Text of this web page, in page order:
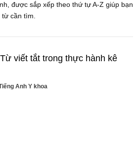
được sắp xếp theo thứ tự A-Z giúp bạn
từ cần tìm.
viết tắt trong thực hành kê
Anh Y khoa